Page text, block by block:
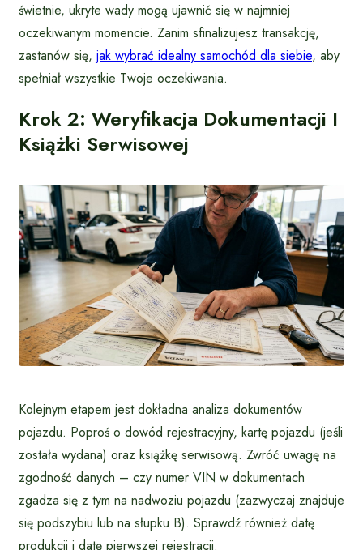
świetnie, ukryte wady mogą ujawnić się w najmniej
oczekiwanym momencie. Zanim sfinalizujesz transakcję,
zastanów się, jak wybrać idealny samochód dla siebie, aby
spełniał wszystkie Twoje oczekiwania.
Krok 2: Weryfikacja Dokumentacji I
Książki Serwisowej
Kolejnym etapem jest dokładna analiza dokumentów
pojazdu. Poproś o dowód rejestracyjny, kartę pojazdu (jeśli
została wydana) oraz książkę serwisową. Zwróć uwagę na
zgodność danych – czy numer VIN w dokumentach
zgadza się z tym na nadwoziu pojazdu (zazwyczaj znajduje
się podszybiu lub na słupku B). Sprawdź również datę
produkcji i datę pierwszej rejestracji.